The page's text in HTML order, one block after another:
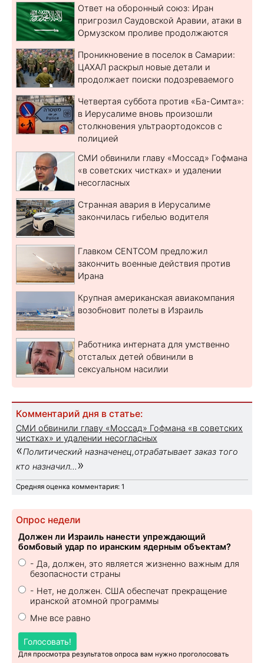
Ответ на оборонный союз: Иран
пригрозил Саудовской Аравии, атаки в
Ормузском проливе продолжаются
Проникновение в поселок в Самарии:
ЦАХАЛ раскрыл новые детали и
продолжает поиски подозреваемого
Четвертая суббота против «Ба-Симта»:
в Иерусалиме вновь произошли
столкновения ультраортодоксов с
полицией
СМИ обвинили главу «Моссад» Гофмана
«в советских чистках» и удалении
несогласных
Странная авария в Иерусалиме
закончилась гибелью водителя
Главком CENTCOM предложил
закончить военные действия против
Ирана
Крупная американская авиакомпания
возобновит полеты в Израиль
Работника интерната для умственно
отсталых детей обвинили в
сексуальном насилии
Комментарий дня в статье:
СМИ обвинили главу «Моссад» Гофмана «в советских
чистках» и удалении несогласных
«Политический назначенец,отрабатывает заказ того
кто назначил... »
Средняя оценка комментария: 1
Опрос недели
Должен ли Израиль нанести упреждающий
бомбовый удар по иранским ядерным объектам?
- Да, должен, это является жизненно важным для
безопасности страны
- Нет, не должен. США обеспечат прекращение
иранской атомной программы
Мне все равно
Голосовать!
Для просмотра результатов опроса вам нужно проголосовать